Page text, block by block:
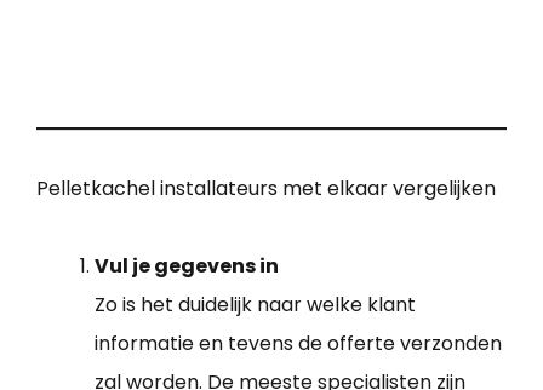
Pelletkachel installateurs met elkaar vergelijken
Vul je gegevens in
Zo is het duidelijk naar welke klant
informatie en tevens de offerte verzonden
zal worden. De meeste specialisten zijn